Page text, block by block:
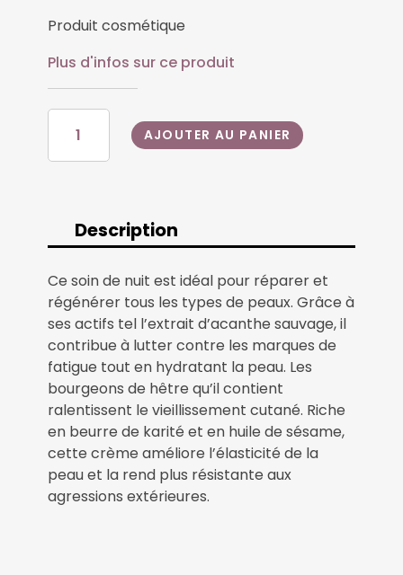
Produit cosmétique
Plus d'infos sur ce produit
QUANTITÉ
CRÈME
BEURRE
KARITÉ
–
FORMAT
CABINE
150
ML
AJOUTER AU PANIER
Description
Ce soin de nuit est idéal pour réparer et
régénérer tous les types de peaux. Grâce à
ses actifs tel l’extrait d’acanthe sauvage, il
contribue à lutter contre les marques de
fatigue tout en hydratant la peau. Les
bourgeons de hêtre qu’il contient
ralentissent le vieillissement cutané. Riche
en beurre de karité et en huile de sésame,
cette crème améliore l’élasticité de la
peau et la rend plus résistante aux
agressions extérieures.